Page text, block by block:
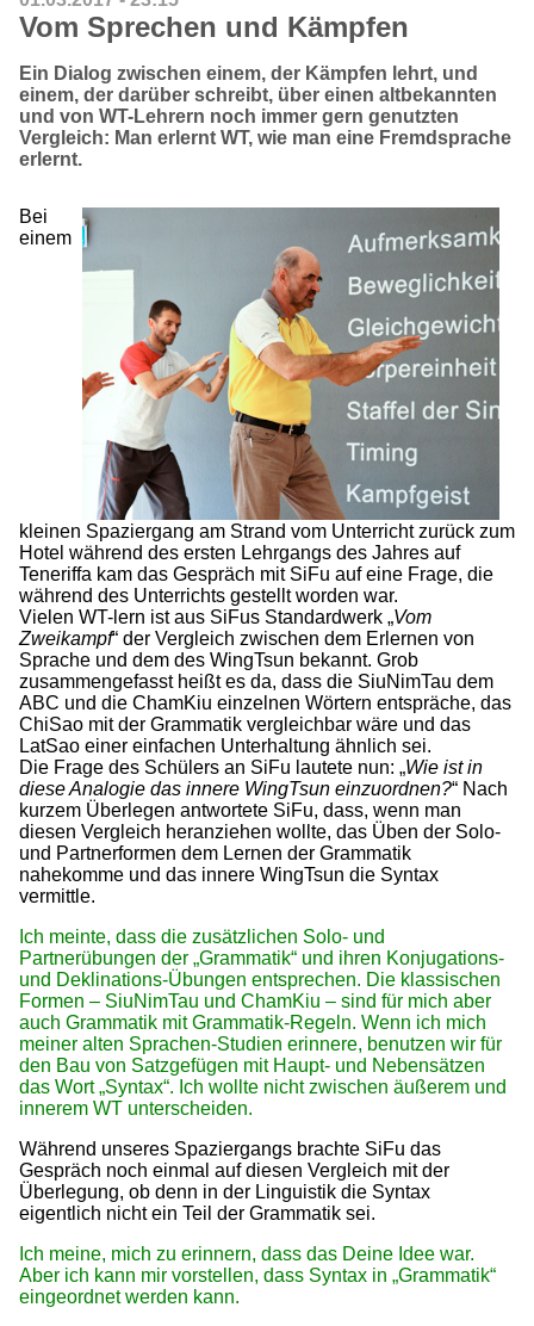
Vom Sprechen und Kämpfen
Ein Dialog zwischen einem, der Kämpfen lehrt, und
einem, der darüber schreibt, über einen altbekannten
und von WT-Lehrern noch immer gern genutzten
Vergleich: Man erlernt WT, wie man eine Fremdsprache
erlernt.
Bei
einem
kleinen Spaziergang am Strand vom Unterricht zurück zum
Hotel während des ersten Lehrgangs des Jahres auf
Teneriffa kam das Gespräch mit SiFu auf eine Frage, die
während des Unterrichts gestellt worden war.
Vielen WT-lern ist aus SiFus Standardwerk „Vom
Zweikampf“ der Vergleich zwischen dem Erlernen von
Sprache und dem des WingTsun bekannt. Grob
zusammengefasst heißt es da, dass die SiuNimTau dem
ABC und die ChamKiu einzelnen Wörtern entspräche, das
ChiSao mit der Grammatik vergleichbar wäre und das
LatSao einer einfachen Unterhaltung ähnlich sei.
Die Frage des Schülers an SiFu lautete nun: „Wie ist in
diese Analogie das innere WingTsun einzuordnen?“ Nach
kurzem Überlegen antwortete SiFu, dass, wenn man
diesen Vergleich heranziehen wollte, das Üben der Solo-
und Partnerformen dem Lernen der Grammatik
nahekomme und das innere WingTsun die Syntax
vermittle.
Ich meinte, dass die zusätzlichen Solo- und
Partnerübungen der „Grammatik“ und ihren Konjugations-
und Deklinations-Übungen entsprechen. Die klassischen
Formen – SiuNimTau und ChamKiu – sind für mich aber
auch Grammatik mit Grammatik-Regeln. Wenn ich mich
meiner alten Sprachen-Studien erinnere, benutzen wir für
den Bau von Satzgefügen mit Haupt- und Nebensätzen
das Wort „Syntax“. Ich wollte nicht zwischen äußerem und
innerem WT unterscheiden.
Während unseres Spaziergangs brachte SiFu das
Gespräch noch einmal auf diesen Vergleich mit der
Überlegung, ob denn in der Linguistik die Syntax
eigentlich nicht ein Teil der Grammatik sei.
Ich meine, mich zu erinnern, dass das Deine Idee war.
Aber ich kann mir vorstellen, dass Syntax in „Grammatik“
eingeordnet werden kann.